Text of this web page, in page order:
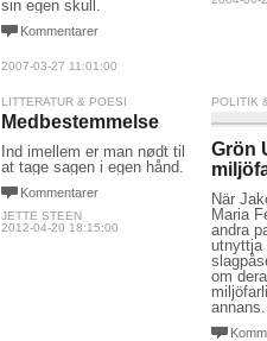
sin egen skull.
Kommentarer
2007-03-27 11:01:00
LITTERATUR & POESI
Medbestemmelse
Ind imellem er man nødt til
at tage sagen i egen hånd.
Kommentarer
JETTE STEEN
2012-04-20 18:15:00
POLITIK
Grön
När
Maria
andra
utnyttja
om
annans.